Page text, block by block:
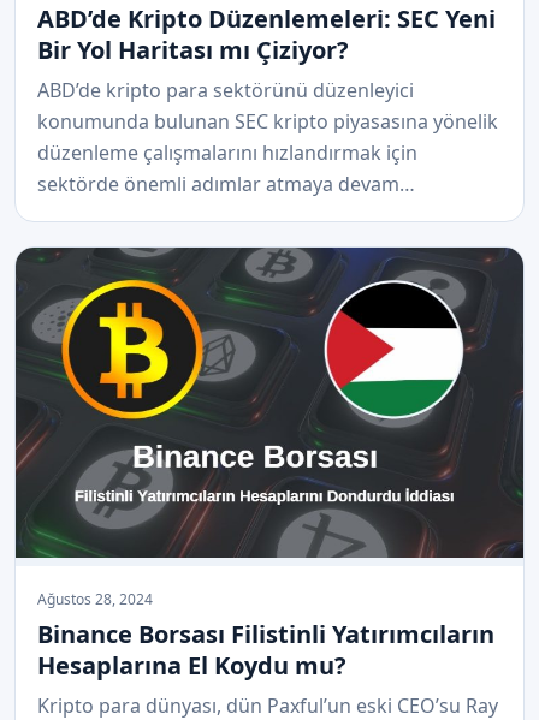
ABD’de Kripto Düzenlemeleri: SEC Yeni
Bir Yol Haritası mı Çiziyor?
ABD’de kripto para sektörünü düzenleyici
konumunda bulunan SEC kripto piyasasına yönelik
düzenleme çalışmalarını hızlandırmak için
sektörde önemli adımlar atmaya devam…
Ağustos 28, 2024
Binance Borsası Filistinli Yatırımcıların
Hesaplarına El Koydu mu?
Kripto para dünyası, dün Paxful’un eski CEO’su Ray